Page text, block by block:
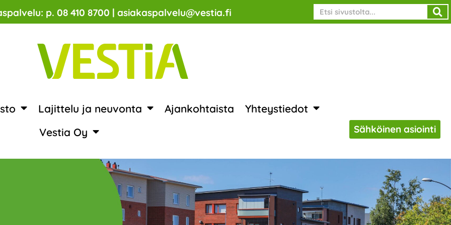
p. 08 410 8700 | asiakaspalvelu@vestia.fi Search
Lajittelu ja neuvonta Ajankohtaista
Yhteystiedot
Vestia Oy
Sähköinen asiointi